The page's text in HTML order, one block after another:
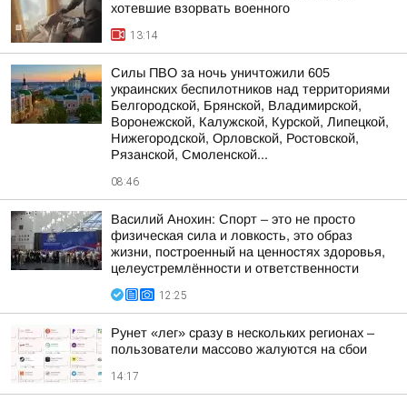
хотевшие взорвать военного
13:14
Силы ПВО за ночь уничтожили 605
украинских беспилотников над территориями
Белгородской, Брянской, Владимирской,
Воронежской, Калужской, Курской, Липецкой,
Нижегородской, Орловской, Ростовской,
Рязанской, Смоленской...
08:46
Василий Анохин: Спорт – это не просто
физическая сила и ловкость, это образ
жизни, построенный на ценностях здоровья,
целеустремлённости и ответственности
12:25
Рунет «лег» сразу в нескольких регионах –
пользователи массово жалуются на сбои
14:17